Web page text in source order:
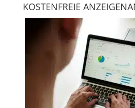
KOSTENFREIE